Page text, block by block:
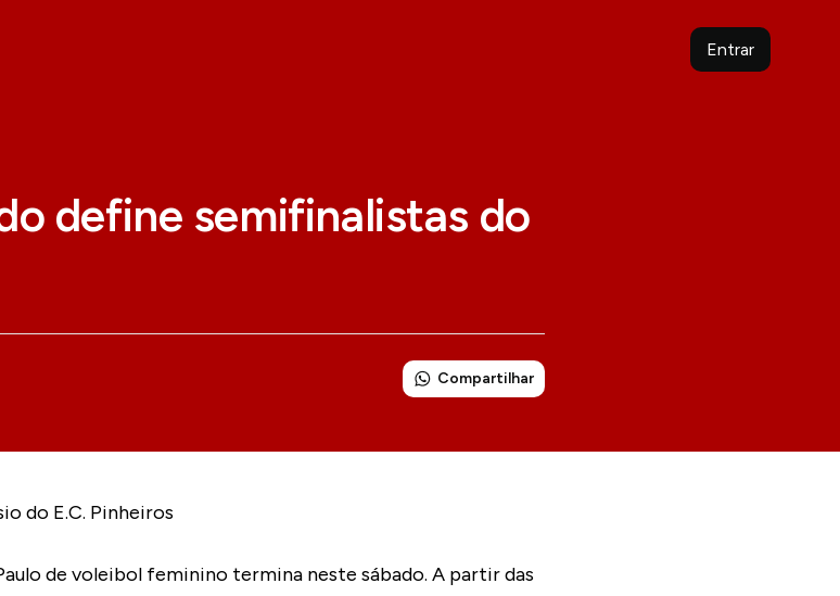
Entrar
define semifinalistas do
Compartilhar
do E.C. Pinheiros
de voleibol feminino termina neste sábado. A partir das